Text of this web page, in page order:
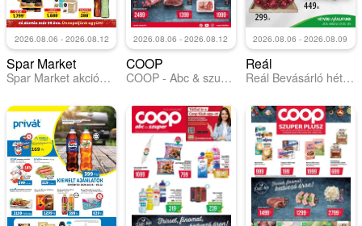
2026.08.06 - 2026.08.12
Spar Market
Spar Market akciós újság
2026.08.06 - 2026.08.12
COOP
COOP - Abc & szuper / Alföld Pro-Coop Zrt.
2026.08.06 - 2026.08.09
Reál
Reál Bevásárló hétvége - Pest megye